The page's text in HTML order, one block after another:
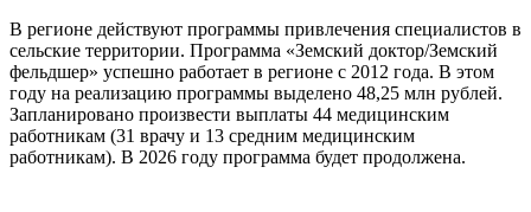
В регионе действуют программы привлечения специалистов в
сельские территории. Программа «Земский доктор/Земский
фельдшер» успешно работает в регионе с 2012 года. В этом
году на реализацию программы выделено 48,25 млн рублей.
Запланировано произвести выплаты 44 медицинским
работникам (31 врачу и 13 средним медицинским
работникам). В 2026 году программа будет продолжена.